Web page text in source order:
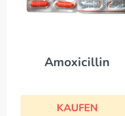
Amoxicillin
KAUFEN